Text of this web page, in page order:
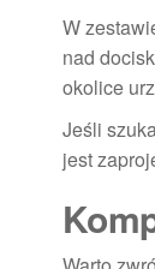
W
nad
okolice
Jeśli
jest